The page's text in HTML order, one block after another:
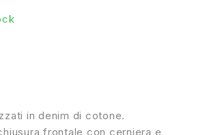
in denim di cotone.
frontale con cerniera e